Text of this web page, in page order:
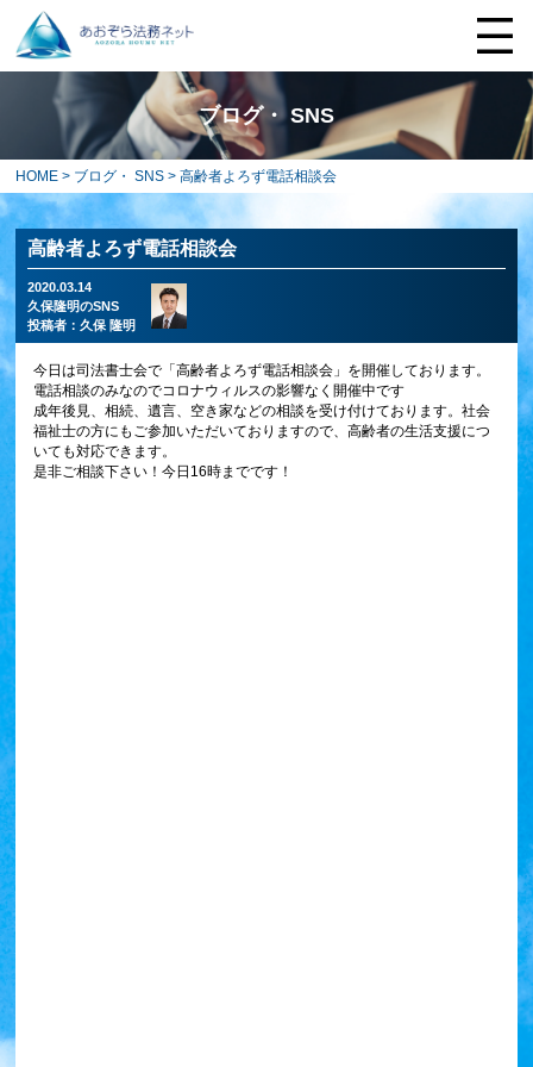
ブログ・ SNS
HOME > ブログ・ SNS > 高齢者よろず電話相談会
高齢者よろず電話相談会
2020.03.14
久保隆明のSNS
投稿者：久保 隆明
今日は司法書士会で「高齢者よろず電話相談会」を開催しております。
電話相談のみなのでコロナウィルスの影響なく開催中です
成年後見、相続、遺言、空き家などの相談を受け付けております。社会
福祉士の方にもご参加いただいておりますので、高齢者の生活支援につ
いても対応できます。
是非ご相談下さい！今日16時までです！